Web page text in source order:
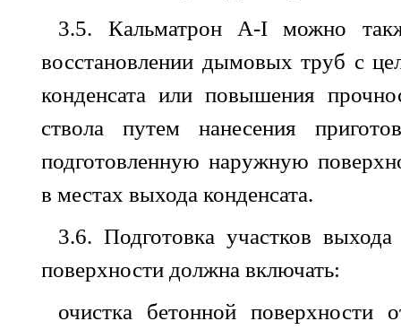
3.5. Кальматрон
A-I можно
восстановлении дымовых труб с
конденсата или повышения
ствола
путем нанесения
подготовленную наружную
в местах выхода конденсата.
3.6. Подготовка участков выхода
поверхности должна включать:
очистка
бетонной поверхности